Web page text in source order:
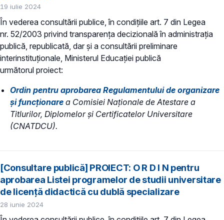
19 iulie 2024
În vederea consultării publice, în condiţiile art. 7 din Legea
nr. 52/2003 privind transparenţa decizională în administraţia
publică, republicată, dar și a consultării preliminare
interinstituționale, Ministerul Educaţiei publică
următorul proiect:
Ordin pentru aprobarea Regulamentului de organizare
şi funcţionare a Comisiei Naţionale de Atestare a
Titlurilor, Diplomelor şi Certificatelor Universitare
(CNATDCU).
[Consultare publică] PROIECT: ​O R D I N pentru
aprobarea Listei programelor de studii universitare
de licență didactică cu dublă specializare
28 iunie 2024